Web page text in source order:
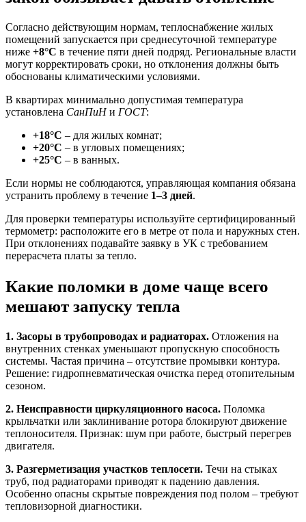
Согласно действующим нормам, теплоснабжение жилых
помещений запускается при среднесуточной температуре
ниже +8°C в течение пяти дней подряд. Региональные власти
могут корректировать сроки, но отклонения должны быть
обоснованы климатическими условиями.
В квартирах минимально допустимая температура
установлена СанПиНи ГОСТ:
+18°C – для жилых комнат;
+20°C – в угловых помещениях;
+25°C – в ванных.
Если нормы не соблюдаются, управляющая компания обязана
устранить проблему в течение 1–3 дней.
Для проверки температуры используйте сертифицированный
термометр: расположите его в метре от пола и наружных стен.
При отклонениях подавайте заявку в УК с требованием
перерасчета платы за тепло.
Какие поломки в доме чаще всего
мешают запуску тепла
1. Засоры в трубопроводах и радиаторах. Отложения на
внутренних стенках уменьшают пропускную способность
системы. Частая причина – отсутствие промывки контура.
Решение: гидропневматическая очистка перед отопительным
сезоном.
2. Неисправности циркуляционного насоса. Поломка
крыльчатки или заклинивание ротора блокируют движение
теплоносителя. Признак: шум при работе, быстрый перегрев
двигателя.
3. Разгерметизация участков теплосети. Течи на стыках
труб, под радиаторами приводят к падению давления.
Особенно опасны скрытые повреждения под полом – требуют
тепловизорной диагностики.